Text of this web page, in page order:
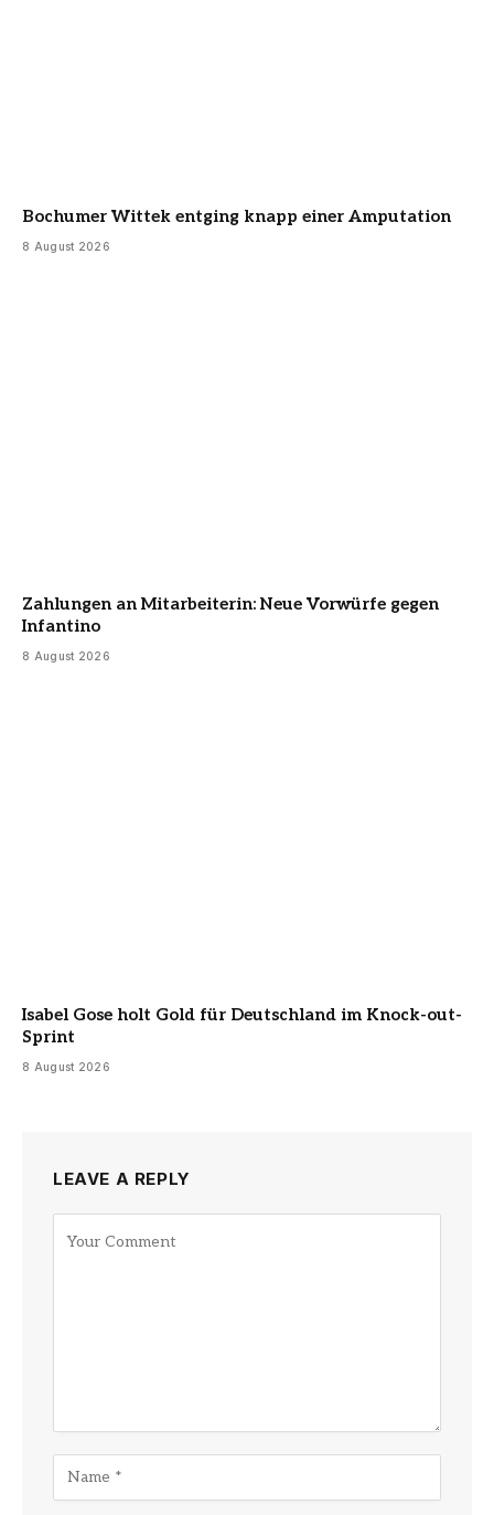
Bochumer Wittek entging knapp einer Amputation
8 August 2026
Zahlungen an Mitarbeiterin: Neue Vorwürfe gegen
Infantino
8 August 2026
Isabel Gose holt Gold für Deutschland im Knock-out-
Sprint
8 August 2026
LEAVE A REPLY